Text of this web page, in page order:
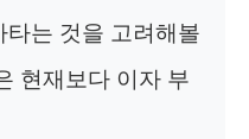
타는 것을 고려해볼
현재보다 이자 부